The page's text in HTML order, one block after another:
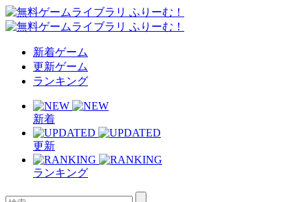
新着ゲーム
更新ゲーム
ランキング
新着
更新
ランキング